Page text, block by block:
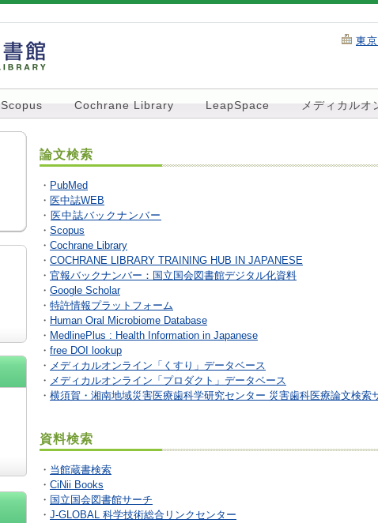
東
Scopus Cochrane Library LeapSpace メディカルオ
論文検索
・ PubMed
・ 医中誌WEB
・ 医中誌バックナンバー
・ Scopus
・ Cochrane Library
・ COCHRANE LIBRARY TRAINING HUB IN JAPANESE
・ 官報バックナンバー：国立国会図書館デジタル化資料
・ Google Scholar
・ 特許情報プラットフォーム
・ Human Oral Microbiome Database
・ MedlinePlus : Health Information in Japanese
・ free DOI lookup
・ メディカルオンライン「くすり」データベース
・ メディカルオンライン「プロダクト」データベース
・ 横須賀・湘南地域災害医療歯科学研究センター 災害歯科医療論文検索
資料検索
・ 当館蔵書検索
・ CiNii Books
・ 国立国会図書館サーチ
・ J-GLOBAL 科学技術総合リンクセンター